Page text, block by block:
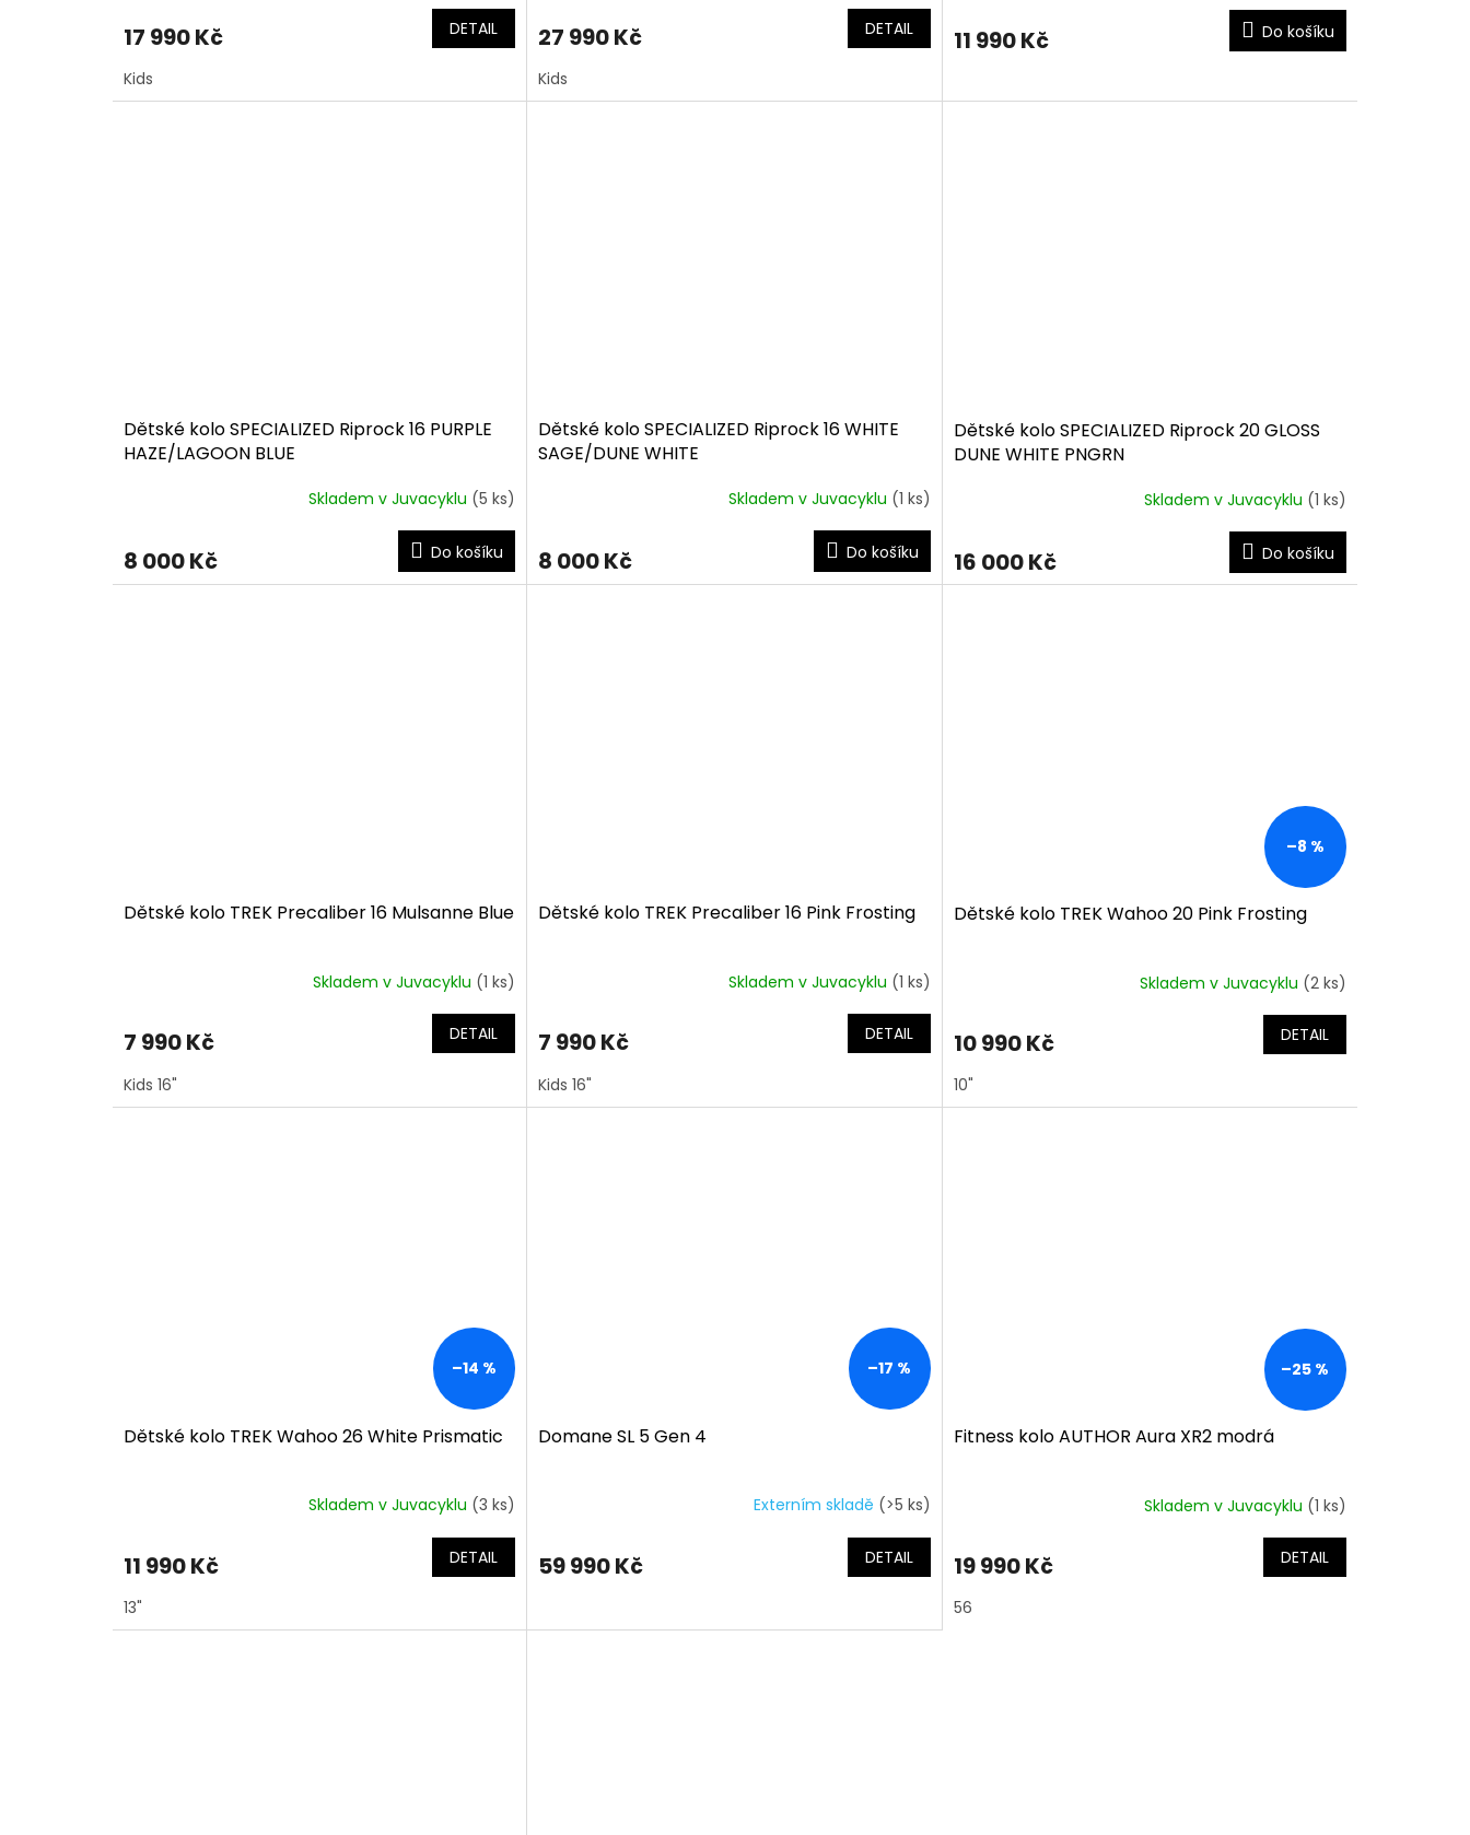
17 990 Kč DETAIL
Kids
27 990 Kč DETAIL
Kids
11 990 Kč Do košíku
Dětské kolo SPECIALIZED Riprock 16 PURPLE
HAZE/LAGOON BLUE
Skladem v Juvacyklu (5 ks)
8 000 Kč Do košíku
Dětské kolo SPECIALIZED Riprock 16 WHITE
SAGE/DUNE WHITE
Skladem v Juvacyklu (1 ks)
8 000 Kč Do košíku
Dětské kolo SPECIALIZED Riprock 20 GLOSS
DUNE WHITE PNGRN
Skladem v Juvacyklu (1 ks)
16 000 Kč Do košíku
Dětské kolo TREK Precaliber 16 Mulsanne Blue
Skladem v Juvacyklu (1 ks)
7 990 Kč DETAIL
Kids 16"
Dětské kolo TREK Precaliber 16 Pink Frosting
Skladem v Juvacyklu (1 ks)
7 990 Kč DETAIL
Kids 16"
–8 %
Dětské kolo TREK Wahoo 20 Pink Frosting
Skladem v Juvacyklu (2 ks)
10 990 Kč DETAIL
10"
–14 %
Dětské kolo TREK Wahoo 26 White Prismatic
Skladem v Juvacyklu (3 ks)
11 990 Kč DETAIL
13"
–17 %
Domane SL 5 Gen 4
Externím skladě (>5 ks)
59 990 Kč DETAIL
–25 %
Fitness kolo AUTHOR Aura XR2 modrá
Skladem v Juvacyklu (1 ks)
19 990 Kč DETAIL
56